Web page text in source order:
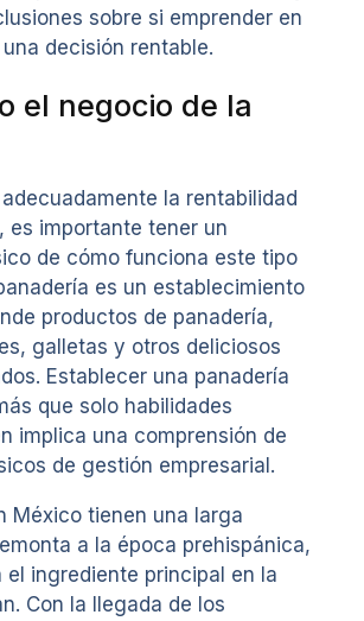
sobre si emprender en
decisión rentable.
el negocio de la
la rentabilidad
es importante tener un
de cómo funciona este tipo
es un establecimiento
productos de panadería,
galletas y otros deliciosos
Establecer una panadería
que solo habilidades
implica una comprensión de
de gestión empresarial.
México tienen una larga
a la época prehispánica,
el ingrediente principal en la
Con la llegada de los